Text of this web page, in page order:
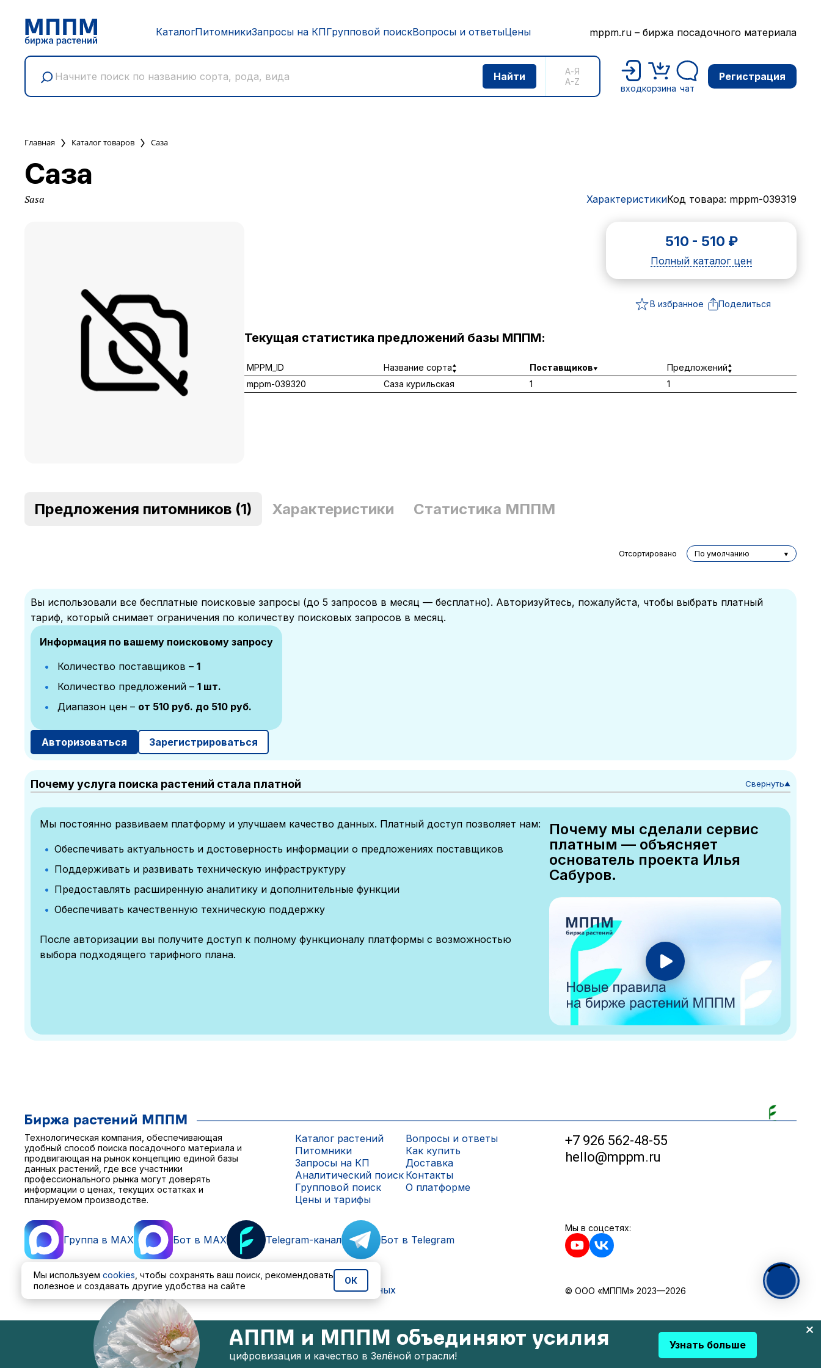
КаталогПитомникиЗапросы на КПГрупповой поискВопросы и ответыЦены mppm.ru – биржа посадочного материала
А-Я
A-Z
входкорзина чат
Регистрация
Главная Каталог товаров Саза
Саза
Sasa ХарактеристикиКод товара: mppm-039319
510 - 510 ₽
Полный каталог цен
В избранное Поделиться
Текущая статистика предложений базы МППМ:
MPPM_ID Название сорта Поставщиков
Предложений
mppm-039320
Саза курильская 1 1
Предложения питомников (1) Характеристики Статистика МППМ
Отсортировано По умолчанию
Вы использовали все бесплатные поисковые запросы (до 5 запросов в месяц — бесплатно). Авторизуйтесь, пожалуйста, чтобы выбрать платный
тариф, который снимает ограничения по количеству поисковых запросов в месяц.
Информация по вашему поисковому запросу
Количество поставщиков – 1
Количество предложений – 1 шт.
Диапазон цен – от 510 руб. до 510 руб.
Авторизоваться Зарегистрироваться
Почему услуга поиска растений стала платной Свернуть▼
Мы постоянно развиваем платформу и улучшаем качество данных. Платный доступ позволяет нам:
Обеспечивать актуальность и достоверность информации о предложениях поставщиков
Поддерживать и развивать техническую инфраструктуру
Предоставлять расширенную аналитику и дополнительные функции
Обеспечивать качественную техническую поддержку
После авторизации вы получите доступ к полному функционалу платформы с возможностью
выбора подходящего тарифного плана.
Почему мы сделали сервис
платным — объясняет
основатель проекта Илья
Сабуров.
АППМ и МППМ объединяют усилия
цифровизация и качество в Зелёной отрасли!
Узнать больше
Технологическая компания, обеспечивающая
удобный способ поиска посадочного материала и
продвигающая на рынок концепцию единой базы
данных растений, где все участники
профессионального рынка могут доверять
информации о ценах, текущих остатках и
планируемом производстве.
Каталог растений
Питомники
Запросы на КП
Аналитический поиск
Групповой поиск
Цены и тарифы
Вопросы и ответы
Как купить
Доставка
Контакты
О платформе
+7 926 562-48-55
hello@mppm.ru
Группа в MAX Бот в MAX Telegram-канал Бот в Telegram
Мы в соцсетях:
Пользовательское соглашениеПолитика обработки персональных данных © ООО «МППМ» 2023—2026
Мы используем cookies , чтобы сохранять ваш поиск, рекомендовать
полезное и создавать другие удобства на сайте
ОК